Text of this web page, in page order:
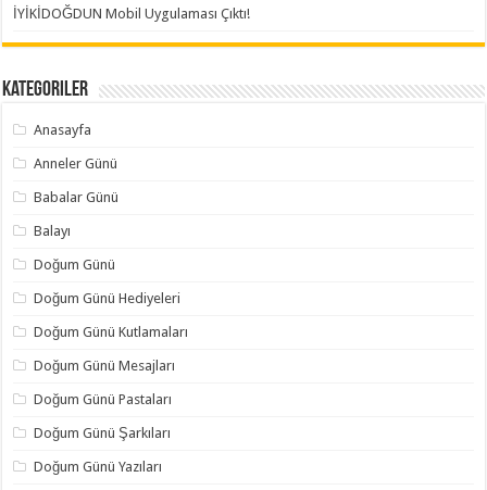
İYİKİDOĞDUN Mobil Uygulaması Çıktı!
Kategoriler
Anasayfa
Anneler Günü
Babalar Günü
Balayı
Doğum Günü
Doğum Günü Hediyeleri
Doğum Günü Kutlamaları
Doğum Günü Mesajları
Doğum Günü Pastaları
Doğum Günü Şarkıları
Doğum Günü Yazıları